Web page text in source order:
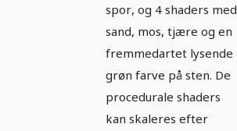
spor, og 4 shaders med
sand, mos, tjære og en
fremmedartet lysende
grøn farve på sten. De
procedurale shaders
kan skaleres efter